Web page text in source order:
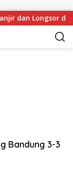
dan Longsor di
Bandung 3-3